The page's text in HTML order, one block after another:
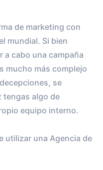
de marketing con
mundial. Si bien
a cabo una campaña
mucho más complejo
se
tengas algo de
equipo interno.
utilizar una Agencia de